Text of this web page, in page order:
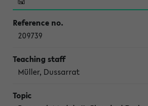
209739
Müller, Dussarrat